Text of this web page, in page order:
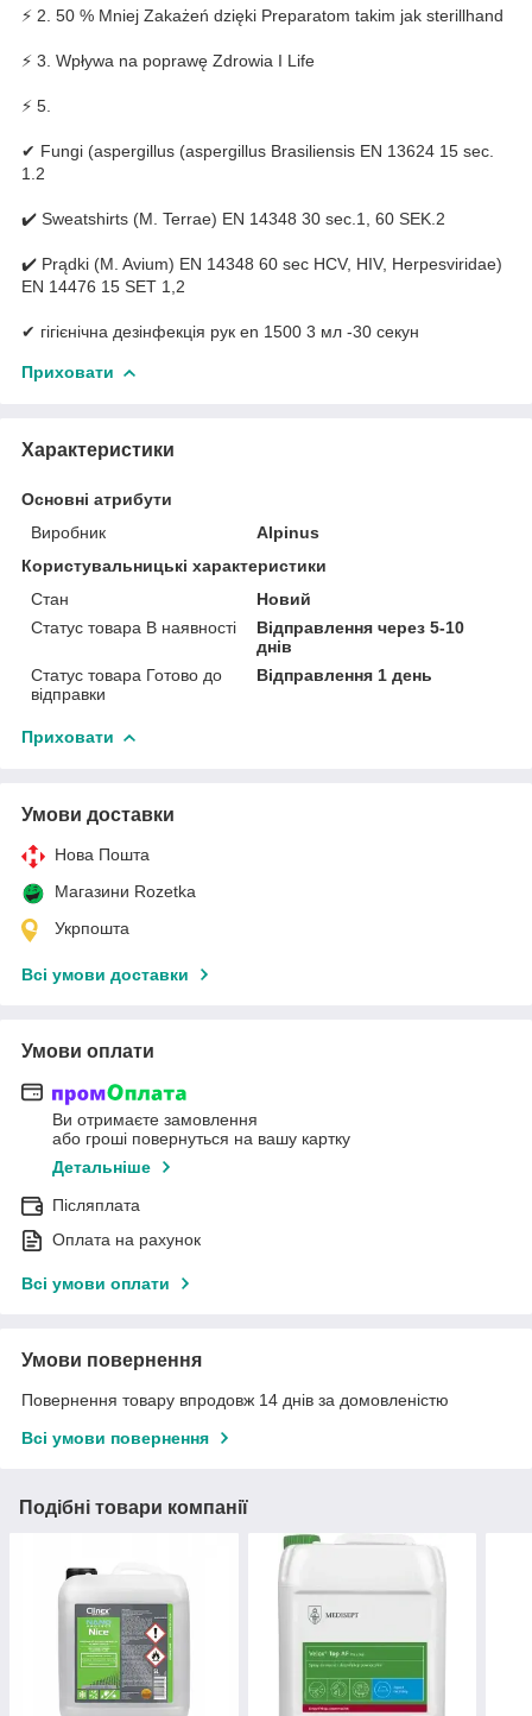
⚡ 2. 50 % Mniej Zakażeń dzięki Preparatom takim jak sterillhand
⚡ 3. Wpływa na poprawę Zdrowia I Life
⚡ 5.
✔ Fungi (aspergillus (aspergillus Brasiliensis EN 13624 15 sec.
1.2
✔️ Sweatshirts (M. Terrae) EN 14348 30 sec.1, 60 SEK.2
✔️ Prądki (M. Avium) EN 14348 60 sec HCV, HIV, Herpesviridae)
EN 14476 15 SET 1,2
✔ гігієнічна дезінфекція рук en 1500 3 мл -30 секун
Приховати
Характеристики
Основні атрибути
Виробник
Alpinus
Користувальницькі характеристики
Стан
Новий
Статус товара В наявності
Відправлення через 5-10
днів
Статус товара Готово до
відправки
Відправлення 1 день
Приховати
Умови доставки
Нова Пошта
Магазини Rozetka
Укрпошта
Всі умови доставки
Умови оплати
Ви отримаєте замовлення
або гроші повернуться на вашу картку
Детальніше
Післяплата
Оплата на рахунок
Всі умови оплати
Умови повернення
Повернення товару впродовж 14 днів за домовленістю
Всі умови повернення
Подібні товари компанії